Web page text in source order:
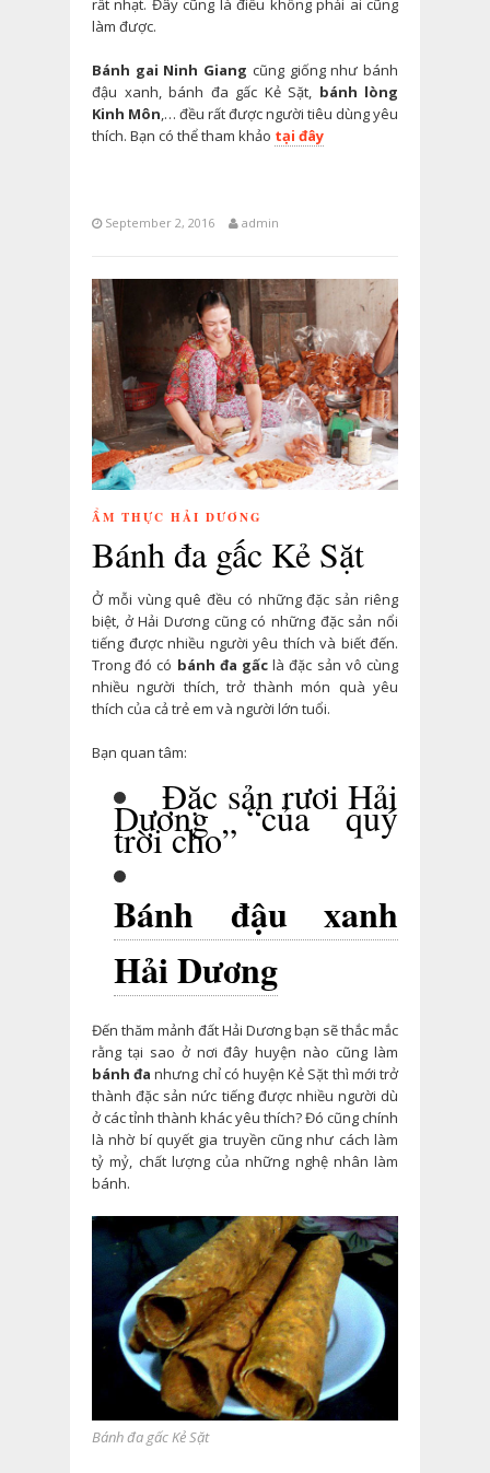
rất nhạt. Đây cũng là điều không phải ai cũng
làm được.
Bánh gai Ninh Giang cũng giống như bánh
đậu xanh, bánh đa gấc Kẻ Sặt, bánh lòng
Kinh Môn,… đều rất được người tiêu dùng yêu
thích. Bạn có thể tham khảo tại đây
September 2, 2016 admin
ẨM THỰC HẢI DƯƠNG
Bánh đa gấc Kẻ Sặt
Ở mỗi vùng quê đều có những đặc sản riêng
biệt, ở Hải Dương cũng có những đặc sản nổi
tiếng được nhiều người yêu thích và biết đến.
Trong đó có bánh đa gấc là đặc sản vô cùng
nhiều người thích, trở thành món quà yêu
thích của cả trẻ em và người lớn tuổi.
Bạn quan tâm:
Đặc sản rươi Hải
Dương “của quý
trời cho”
Bánh đậu xanh
Hải Dương
Đến thăm mảnh đất Hải Dương bạn sẽ thắc mắc
rằng tại sao ở nơi đây huyện nào cũng làm
bánh đa nhưng chỉ có huyện Kẻ Sặt thì mới trở
thành đặc sản nức tiếng được nhiều người dù
ở các tỉnh thành khác yêu thích? Đó cũng chính
là nhờ bí quyết gia truyền cũng như cách làm
tỷ mỷ, chất lượng của những nghệ nhân làm
bánh.
Bánh đa gấc Kẻ Sặt